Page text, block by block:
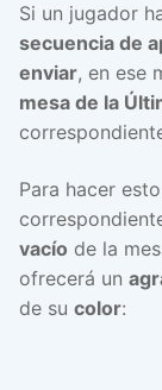
Si un jugador
secuencia de
enviar, en ese
mesa de la
Para hacer
vacío de la
ofrecerá un
de su color: